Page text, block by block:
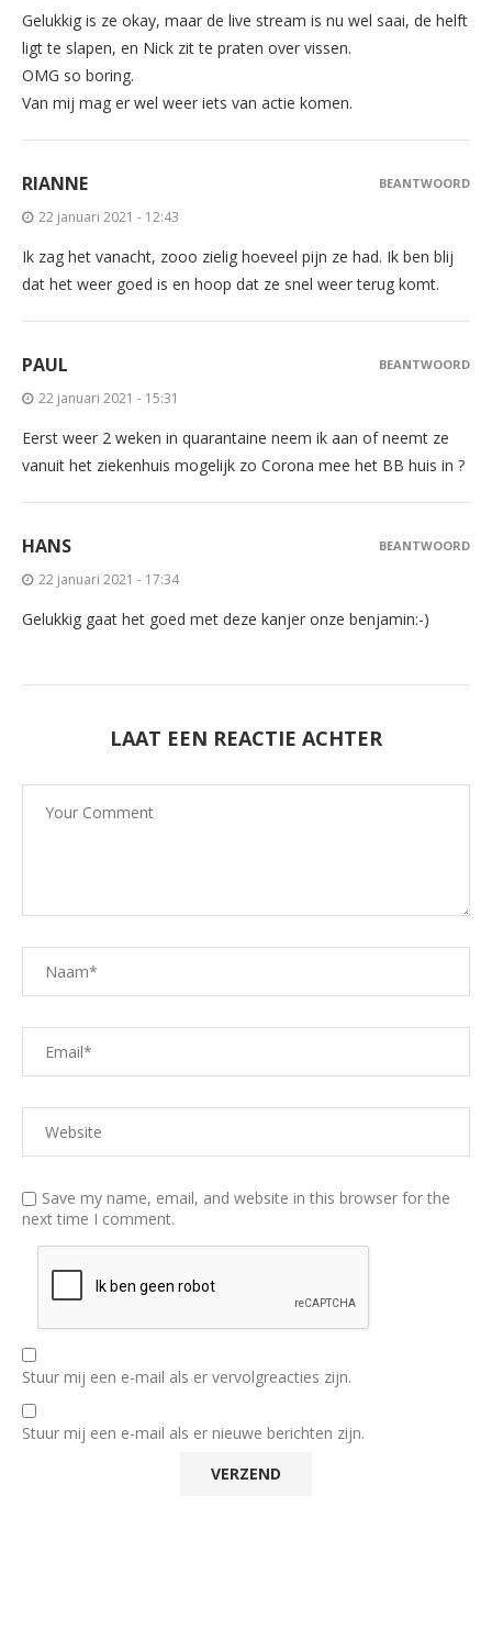
Gelukkig is ze okay, maar de live stream is nu wel saai, de helft
ligt te slapen, en Nick zit te praten over vissen.
OMG so boring.
Van mij mag er wel weer iets van actie komen.
RIANNE
22 januari 2021 - 12:43
Ik zag het vanacht, zooo zielig hoeveel pijn ze had. Ik ben blij
dat het weer goed is en hoop dat ze snel weer terug komt.
BEANTWOORD
PAUL
22 januari 2021 - 15:31
Eerst weer 2 weken in quarantaine neem ik aan of neemt ze
vanuit het ziekenhuis mogelijk zo Corona mee het BB huis in ?
BEANTWOORD
HANS
22 januari 2021 - 17:34
Gelukkig gaat het goed met deze kanjer onze benjamin:-)
BEANTWOORD
LAAT EEN REACTIE ACHTER
Save my name, email, and website in this browser for the
next time I comment.
Stuur mij een e-mail als er vervolgreacties zijn.
Stuur mij een e-mail als er nieuwe berichten zijn.